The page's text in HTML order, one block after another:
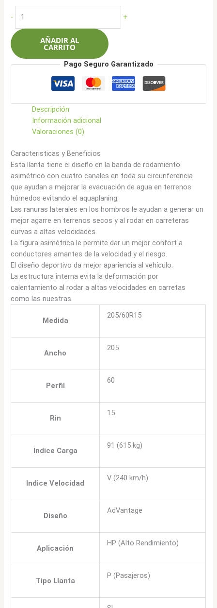
$546.900.
-
205/60R15
91V
Advantage
cantidad
+
AÑADIR AL
CARRITO
Pago Seguro Garantizado
Descripción
Información adicional
Valoraciones (0)
Caracteristicas y Beneficios
Esta llanta tiene el diseño en la banda de rodamiento
asimétrico con cuatro canales en toda su circunferencia
que ayudan a mejorar la evacuación de agua en terrenos
húmedos evitando el aquaplaning.
Las ranuras laterales en los hombros le ayudan a generar un
mejor agarre en terrenos secos y al rodar en carreteras
curvas a altas velocidades.
La figura asimétrica le permite dar un mejor confort a
conductores amantes de la velocidad y el riesgo.
El diseño deportivo da mejor apariencia al vehículo.
La estructura interna evita la deformación por
calentamiento al rodar a altas velocidades en carretas
como las nuestras.
Medida
205/60R15
Ancho
205
Perfil
60
Rin
15
Indice Carga
91 (615 kg)
Indice Velocidad
V (240 km/h)
Diseño
AdVantage
Aplicación
HP (Alto Rendimiento)
Tipo Llanta
P (Pasajeros)